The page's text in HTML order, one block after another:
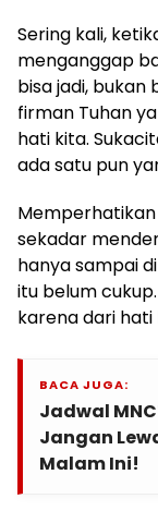
Sering kali,
menganggap
bisa jadi,
firman Tuhan
hati kita.
ada satu pun
sekadar
hanya sampai
itu belum
karena dari hati
BACA JUGA:
Jadwal
Jangan
Malam Ini!